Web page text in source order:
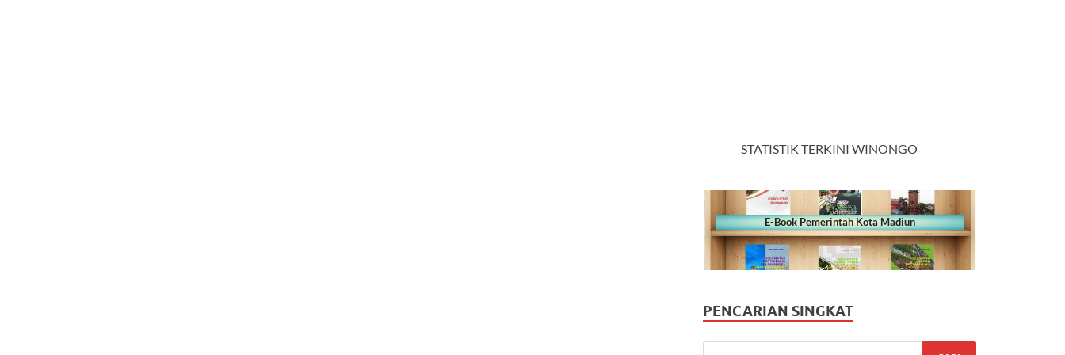
STATISTIK TERKINI WINONGO
E-Book Pemerintah Kota Madiun
PENCARIAN SINGKAT